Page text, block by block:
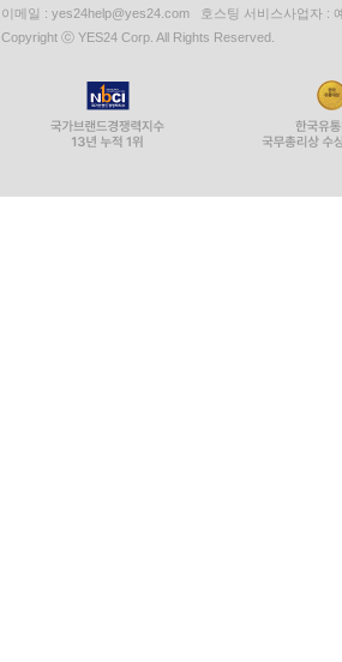
이메일 : yes24help@yes24.com 호스팅 서비스사업자 :
Copyright ⓒ YES24 Corp. All Rights Reserved.